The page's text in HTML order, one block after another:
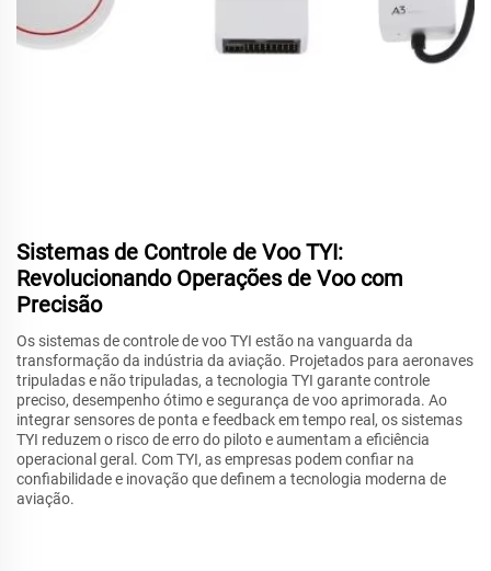
Sistemas de Controle de Voo TYI:
Revolucionando Operações de Voo com
Precisão
Os sistemas de controle de voo TYI estão na vanguarda da
transformação da indústria da aviação. Projetados para aeronaves
tripuladas e não tripuladas, a tecnologia TYI garante controle
preciso, desempenho ótimo e segurança de voo aprimorada. Ao
integrar sensores de ponta e feedback em tempo real, os sistemas
TYI reduzem o risco de erro do piloto e aumentam a eficiência
operacional geral. Com TYI, as empresas podem confiar na
confiabilidade e inovação que definem a tecnologia moderna de
aviação.